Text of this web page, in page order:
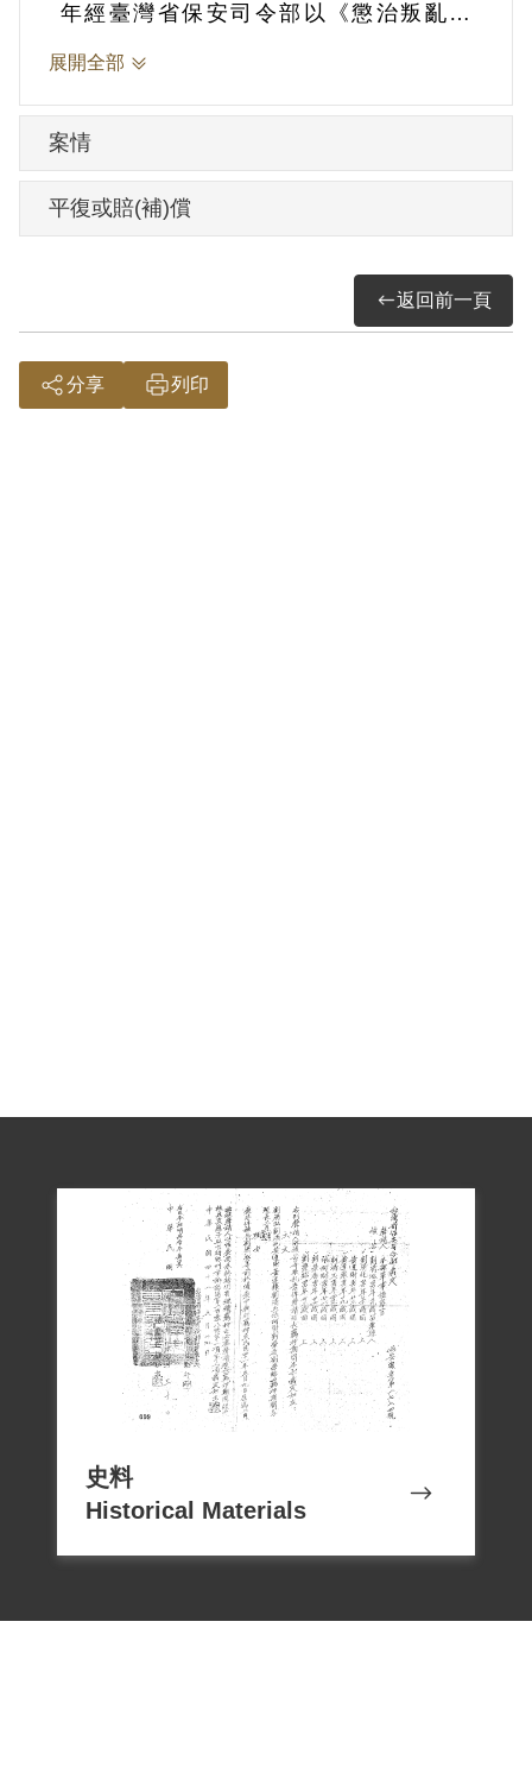
年經臺灣省保安司令部以《懲治叛亂條
例》第5條「參加叛亂之組織」判處有期徒
其家屬於1999年5月向補償基金會提出申
請，2001年4月經第2屆第6次臨時董事會審
核通過予以補償。補償理由為原判決認定
其參加叛亂之組織，係依其在警局之自白
及共同被告劉榮錦等之供述為據。惟其於
之性質與目的均未予詳加查證敘明，此外
展開全部
案情
平復或賠(補)償
返回前一頁
分享 列印
史料
Historical Materials